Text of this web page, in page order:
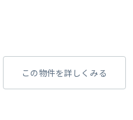
この物件を詳しくみる